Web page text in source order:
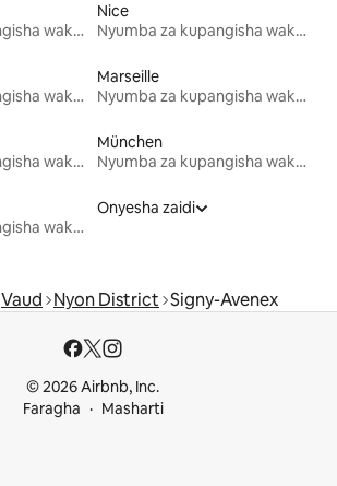
Nyumba za kupangisha wakati wa likizo
Nice
Nyumba za kupangisha wakati wa likizo
Nyumba za kupangisha wakati wa likizo
Marseille
Nyumba za kupangisha wakati wa likizo
Nyumba za kupangisha wakati wa likizo
München
Nyumba za kupangisha wakati wa likizo
Nyumba za kupangisha wakati wa likizo
Onyesha zaidi
Vaud Nyon District Signy-Avenex
© 2026 Airbnb, Inc.
Faragha
Masharti